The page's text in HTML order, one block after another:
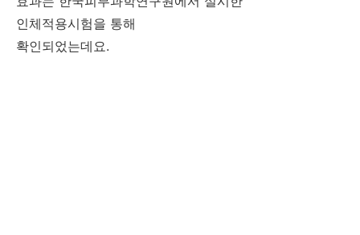
인체적용시험을 통해
확인되었는데요.